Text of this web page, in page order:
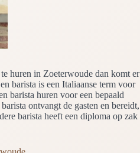
huren in Zoeterwoude dan komt er
barista is een Italiaanse term voor
barista huren voor een bepaald
ontvangt de gasten en bereidt,
barista heeft een diploma op zak